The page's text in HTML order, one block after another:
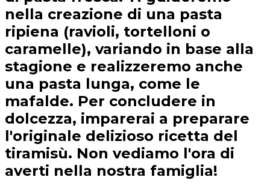
nella creazione di una pasta
ripiena (ravioli, tortelloni o
caramelle), variando in base alla
stagione e realizzeremo anche
una pasta lunga, come le
mafalde. Per concludere in
dolcezza, imparerai a preparare
l'originale delizioso ricetta del
tiramisù. Non vediamo l'ora di
averti nella nostra famiglia!